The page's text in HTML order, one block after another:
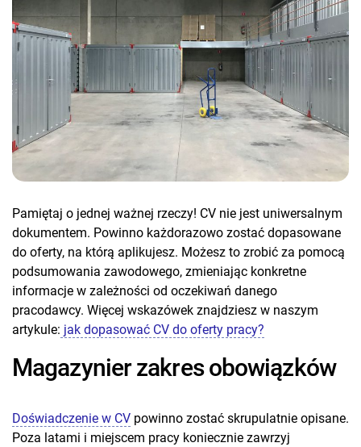
Pamiętaj o jednej ważnej rzeczy! CV nie jest uniwersalnym
dokumentem. Powinno każdorazowo zostać dopasowane
do oferty, na którą aplikujesz. Możesz to zrobić za pomocą
podsumowania zawodowego, zmieniając konkretne
informacje w zależności od oczekiwań danego
pracodawcy. Więcej wskazówek znajdziesz w naszym
artykule: jak dopasować CV do oferty pracy?
Magazynier zakres obowiązków
Doświadczenie w CV powinno zostać skrupulatnie opisane.
Poza latami i miejscem pracy koniecznie zawrzyj